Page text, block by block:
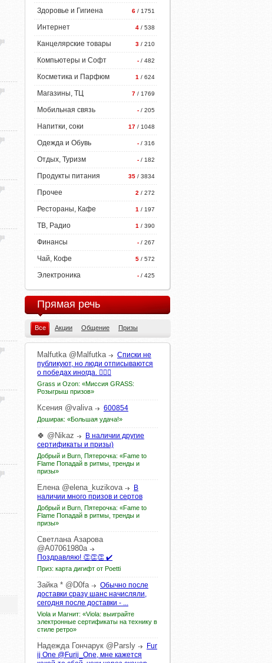
6 / 1751
Здоровье и Гигиена
4 / 538
Интернет
3 / 210
Канцелярские товары
- / 482
Компьютеры и Софт
1 / 624
Косметика и Парфюм
7 / 1769
Магазины, ТЦ
- / 205
Мобильная связь
17 / 1048
Напитки, соки
- / 316
Одежда и Обувь
- / 182
Отдых, Туризм
35 / 3834
Продукты питания
2 / 272
Прочее
1 / 197
Рестораны, Кафе
1 / 390
ТВ, Радио
- / 267
Финансы
5 / 572
Чай, Кофе
- / 425
Электроника
Прямая речь
Все Акции Общение Призы
Malfutka @Malfutka
Списки не
публикуют, но люди отписываются
о победах иногда. 🤷🏻‍♀️
Grass и Ozon: «Миссия GRASS:
Розыгрыш призов»
Ксения @valiva 600854
Доширак: «Большая удача!»
🍀 @Nikaz
В наличии другие
сертификаты и призы)
Добрый и Burn, Пятерочка: «Fame to
Flame Попадай в ритмы, тренды и
призы»
Елена @elena_kuzikova
В
наличии много призов и сертов
Добрый и Burn, Пятерочка: «Fame to
Flame Попадай в ритмы, тренды и
призы»
Светлана Азарова
@A07061980a
Поздравляю! 👏👏👏 ✔️
Приз: карта дигифт от Poetti
Зайка * @D0fa
Обычно после
доставки сразу шанс начисляли,
сегодня после доставки - ...
Viola и Магнит: «Viola: выиграйте
электронные сертификаты на технику в
стиле ретро»
Надежда Гончарук @Parsly
Fur
ij One @Furij_One, мне кажется